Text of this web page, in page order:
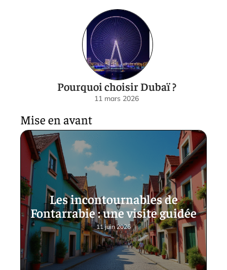
Pourquoi choisir Dubaï ?
11 mars 2026
Mise en avant
Les incontournables de
Fontarrabie : une visite guidée
11 juin 2026